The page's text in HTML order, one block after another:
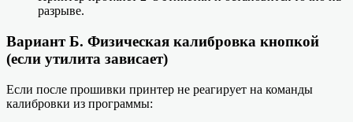
разрыве.
Вариант Б. Физическая калибровка кнопкой
(если утилита зависает)
Если после прошивки принтер не реагирует на команды
калибровки из программы: